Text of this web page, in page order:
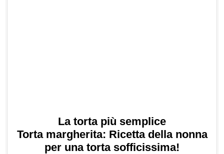
La torta più semplice
Torta margherita: Ricetta della nonna
per una torta sofficissima!